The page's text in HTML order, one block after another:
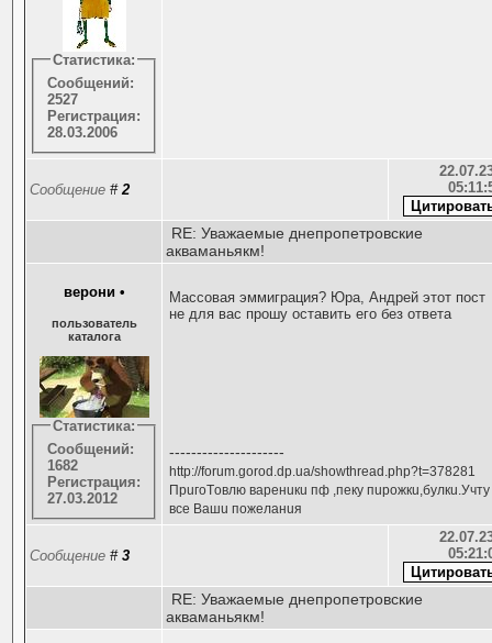
Статистика:
Сообщений:
2527
Регистрация:
28.03.2006
Сообщение#2
RE: Уважаемые днепропетровские
акваманьякм!
верони •
пользователь
каталога
Статистика:
Сообщений:
1682
Регистрация:
27.03.2012
Массовая эммиграция? Юра, Андрей этот пост
не для вас прошу оставить его без ответа
---------------------
http://forum.gorod.dp.ua/showthread.php?t=378281
ПрuгоTовлю варенuкu пф ,пеку пuрожкu,булкu.Учту
все Вашu пожеланuя
Сообщение#3
RE: Уважаемые днепропетровские
акваманьякм!